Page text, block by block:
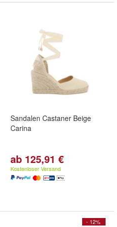
Sandalen Castaner Beige
Carina
ab 125,91 €
Kostenloser Versand
- 12%